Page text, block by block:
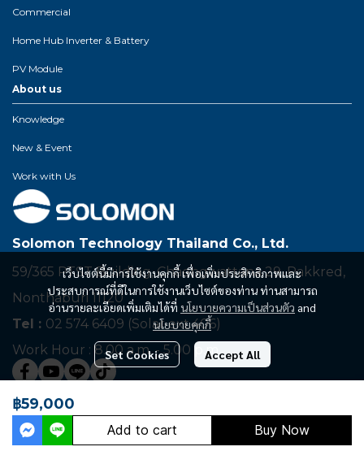
฿59,000
Add to cart Buy Now
เว็บไซต์นี้มีการใช้งานคุกกี้ เพื่อเพิ่มประสิทธิภาพและ
ประสบการณ์ที่ดีในการใช้งานเว็บไซต์ของท่าน ท่านสามารถ
อ่านรายละเอียดเพิ่มเติมได้ที่ นโยบายความเป็นส่วนตัว and
นโยบายคุกกี้
Set Cookies Accept All
Commercial
Home Hub Inverter & Battery
PV Module
About us
Knowledge
New & Event
Work with Us
Solomon Technology Thailand Co., Ltd.
59/365 PTST Building, Chaengwattana 29, Pakkred,
Nonthaburi 11120
Tel : 02 574 6409 (Solar ext.406)
Work Hour : 8.00 a.m. - 5.00 p.m.
©2024, Solomon Thailand, All Rights Reserved.
Powered By MakeWebEasy